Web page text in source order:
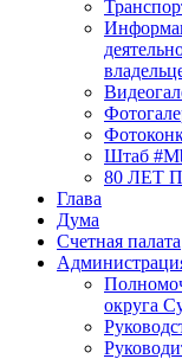
Штаб
80 ЛЕТ
Глава
Дума
Счетная палата
округа